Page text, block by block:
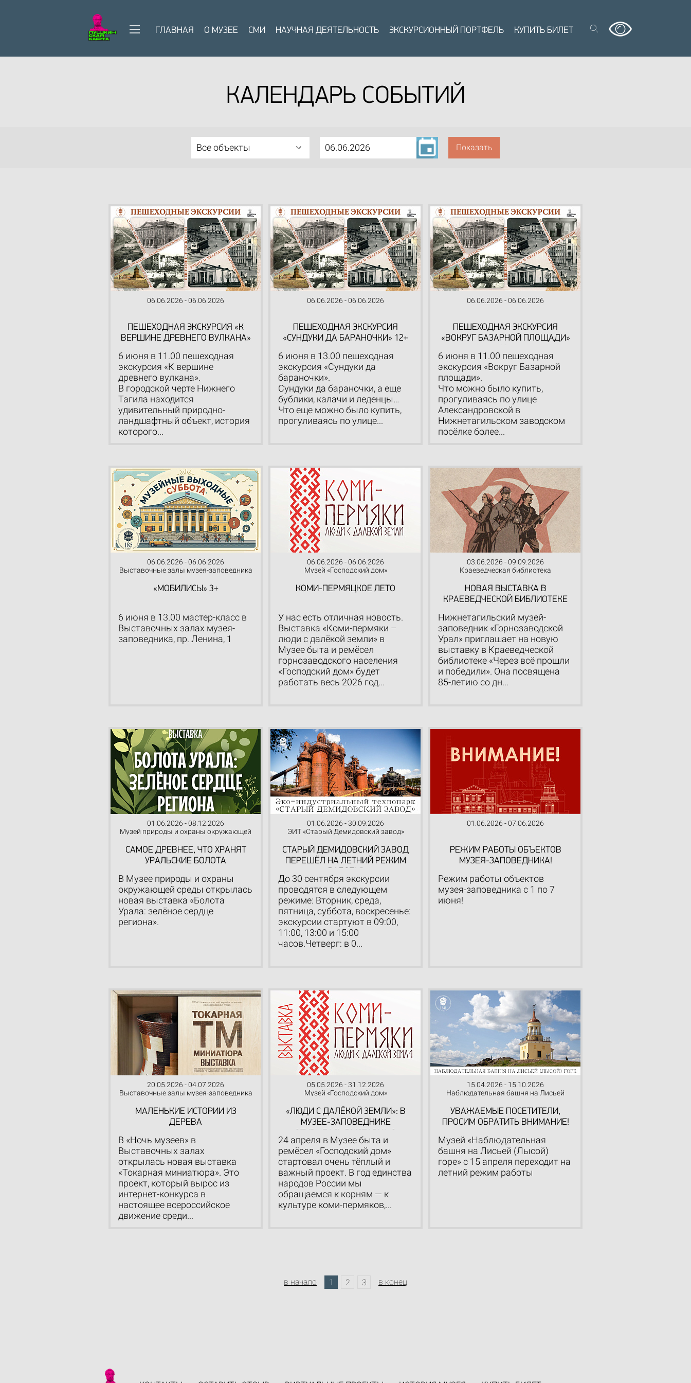
ГЛАВНАЯ О МУЗЕЕ СМИ НАУЧНАЯ ДЕЯТЕЛЬНОСТЬ ЭКСКУРСИОННЫЙ ПОРТФЕЛЬ КУПИТЬ БИЛЕТ
КАЛЕНДАРЬ СОБЫТИЙ
Все объекты
06.06.2026 - 06.06.2026
ПЕШЕХОДНАЯ ЭКСКУРСИЯ «К
ВЕРШИНЕ ДРЕВНЕГО ВУЛКАНА»
6 июня в 11.00 пешеходная
экскурсия «К вершине
древнего вулкана».
В городской черте Нижнего
Тагила находится
удивительный природно-
ландшафтный объект, история
которого...
06.06.2026 - 06.06.2026
ПЕШЕХОДНАЯ ЭКСКУРСИЯ
«СУНДУКИ ДА БАРАНОЧКИ» 12+
6 июня в 13.00 пешеходная
экскурсия «Сундуки да
бараночки».
Сундуки да бараночки, а еще
бублики, калачи и леденцы…
Что еще можно было купить,
прогуливаясь по улице...
06.06.2026 - 06.06.2026
ПЕШЕХОДНАЯ ЭКСКУРСИЯ
«ВОКРУГ БАЗАРНОЙ ПЛОЩАДИ»
6 июня в 11.00 пешеходная
экскурсия «Вокруг Базарной
площади».
Что можно было купить,
прогуливаясь по улице
Александровской в
Нижнетагильском заводском
посёлке более...
06.06.2026 - 06.06.2026
Выставочные залы музея-заповедника
«МОБИЛИСЫ» 3+
6 июня в 13.00 мастер-класс в
Выставочных залах музея-
заповедника, пр. Ленина, 1
06.06.2026 - 06.06.2026
Музей «Господский дом»
КОМИ-ПЕРМЯЦКОЕ ЛЕТО
У нас есть отличная новость.
Выставка «Коми-пермяки –
люди с далёкой земли» в
Музее быта и ремёсел
горнозаводского населения
«Господский дом» будет
работать весь 2026 год...
03.06.2026 - 09.09.2026
Краеведческая библиотека
НОВАЯ ВЫСТАВКА В
КРАЕВЕДЧЕСКОЙ БИБЛИОТЕКЕ
Нижнетагильский музей-
заповедник «Горнозаводской
Урал» приглашает на новую
выставку в Краеведческой
библиотеке «Через всё прошли
и победили». Она посвящена
85-летию со дн...
01.06.2026 - 08.12.2026
Музей природы и охраны окружающей
САМОЕ ДРЕВНЕЕ, ЧТО ХРАНЯТ
УРАЛЬСКИЕ БОЛОТА
В Музее природы и охраны
окружающей среды открылась
новая выставка «Болота
Урала: зелёное сердце
региона».
01.06.2026 - 30.09.2026
ЭИТ «Старый Демидовский завод»
СТАРЫЙ ДЕМИДОВСКИЙ ЗАВОД
ПЕРЕШЁЛ НА ЛЕТНИЙ РЕЖИМ
До 30 сентября экскурсии
проводятся в следующем
режиме: Вторник, среда,
пятница, суббота, воскресенье:
экскурсии стартуют в 09:00,
11:00, 13:00 и 15:00
часов.Четверг: в 0...
01.06.2026 - 07.06.2026
РЕЖИМ РАБОТЫ ОБЪЕКТОВ
МУЗЕЯ-ЗАПОВЕДНИКА!
Режим работы объектов
музея-заповедника с 1 по 7
июня!
20.05.2026 - 04.07.2026
Выставочные залы музея-заповедника
МАЛЕНЬКИЕ ИСТОРИИ ИЗ
ДЕРЕВА
В «Ночь музеев» в
Выставочных залах
открылась новая выставка
«Токарная миниатюра». Это
проект, который вырос из
интернет-конкурса в
настоящее всероссийское
движение среди...
05.05.2026 - 31.12.2026
Музей «Господский дом»
«ЛЮДИ С ДАЛЁКОЙ ЗЕМЛИ»: В
МУЗЕЕ-ЗАПОВЕДНИКЕ
КУЛЬТУРЕ КОМИ-ПЕРМЯКОВ
24 апреля в Музее быта и
ремёсел «Господский дом»
стартовал очень тёплый и
важный проект. В год единства
народов России мы
обращаемся к корням — к
культуре коми-пермяков,...
15.04.2026 - 15.10.2026
Наблюдательная башня на Лисьей
УВАЖАЕМЫЕ ПОСЕТИТЕЛИ,
ПРОСИМ ОБРАТИТЬ ВНИМАНИЕ!
Музей «Наблюдательная
башня на Лисьей (Лысой)
горе» с 15 апреля переходит на
летний режим работы
в начало 1 2 3 в конец